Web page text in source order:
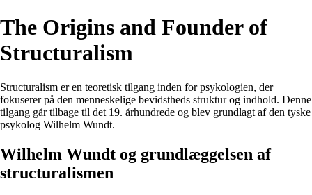
The Origins and Founder of
Structuralism
Structuralism er en teoretisk tilgang inden for psykologien, der
fokuserer på den menneskelige bevidstheds struktur og indhold. Denne
tilgang går tilbage til det 19. århundrede og blev grundlagt af den tyske
psykolog Wilhelm Wundt.
Wilhelm Wundt og grundlæggelsen af
structuralismen